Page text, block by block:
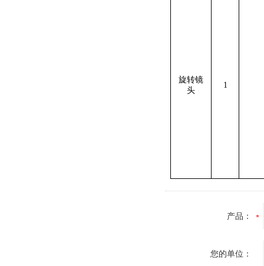
旋转镜
头
1
产品：
您的单位：